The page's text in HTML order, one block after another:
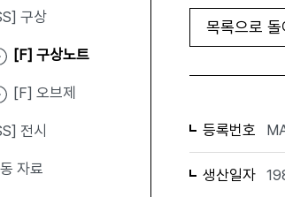
구상
[F] 구상노트
[F] 오브제
전시
자료
목록으로 돌
등록번호
생산일자